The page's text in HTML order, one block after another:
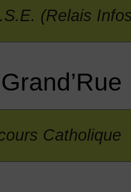
(Relais
Catholique